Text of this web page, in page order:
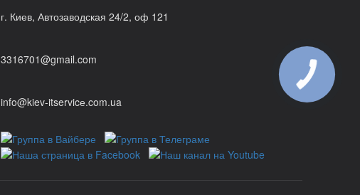
г. Киев, Автозаводская 24/2, оф 121
3316701@gmail.com
info@kiev-itservicе.com.ua
КНОПКА
ЗВ'ЯЗКУ